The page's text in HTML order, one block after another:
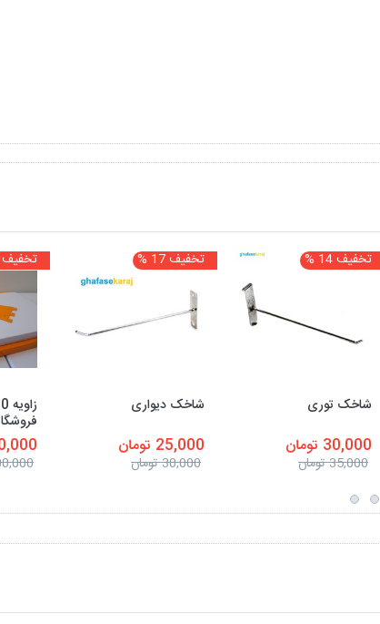
تخفیف 14 %
شاخک توری
30,000 تومان
35,000 تومان
تخفیف 17 %
شاخک دیواری
25,000 تومان
30,000 تومان
تخفیف 30 %
70,000
100,000